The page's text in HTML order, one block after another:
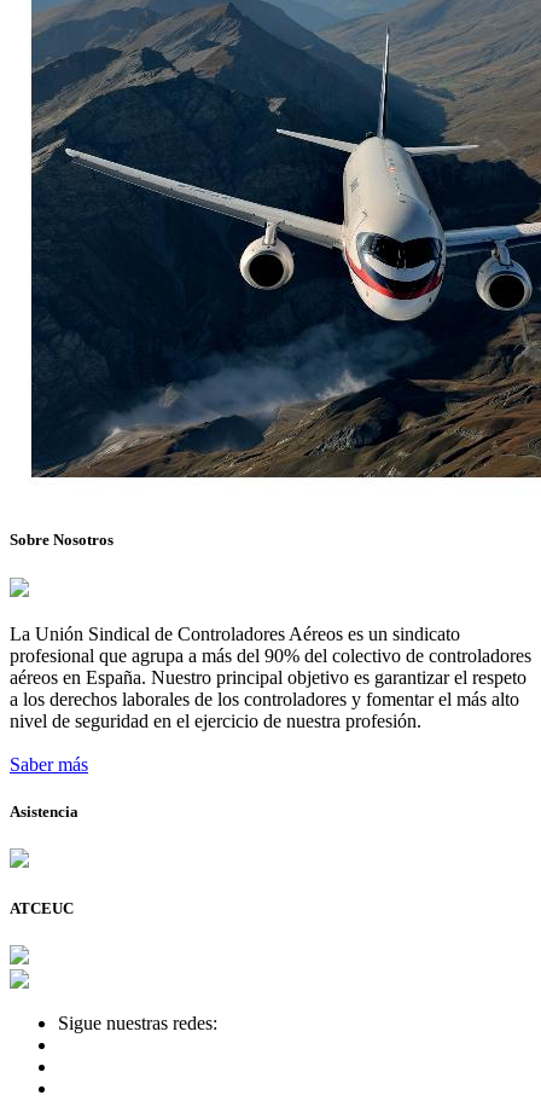
Sobre Nosotros
La Unión Sindical de Controladores Aéreos es un sindicato
profesional que agrupa a más del 90% del colectivo de controladores
aéreos en España. Nuestro principal objetivo es garantizar el respeto
a los derechos laborales de los controladores y fomentar el más alto
nivel de seguridad en el ejercicio de nuestra profesión.
Saber más
Asistencia
ATCEUC
Sigue nuestras redes: